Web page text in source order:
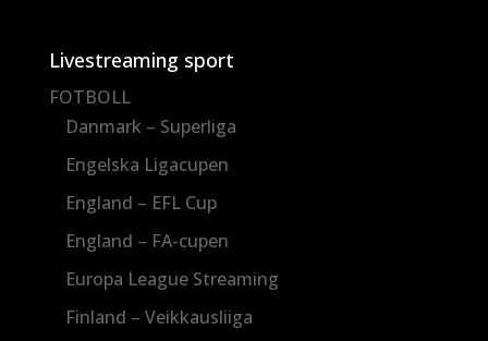
Livestreaming sport
FOTBOLL
Danmark – Superliga
Engelska Ligacupen
England – EFL Cup
England – FA-cupen
Europa League Streaming
Finland – Veikkausliiga